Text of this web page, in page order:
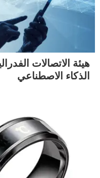
هيئة الاتصالات
الذكاء الاصطناعي